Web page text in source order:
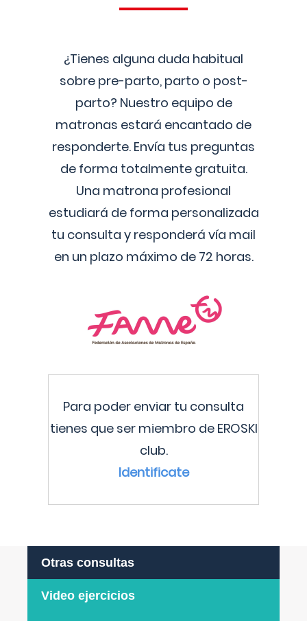
¿Tienes alguna duda habitual
sobre pre-parto, parto o post-
parto? Nuestro equipo de
matronas estará encantado de
responderte. Envía tus preguntas
de forma totalmente gratuita.
Una matrona profesional
estudiará de forma personalizada
tu consulta y responderá vía mail
en un plazo máximo de 72 horas.
Para poder enviar tu consulta
tienes que ser miembro de EROSKI
club.
Identificate
Otras consultas
Video ejercicios